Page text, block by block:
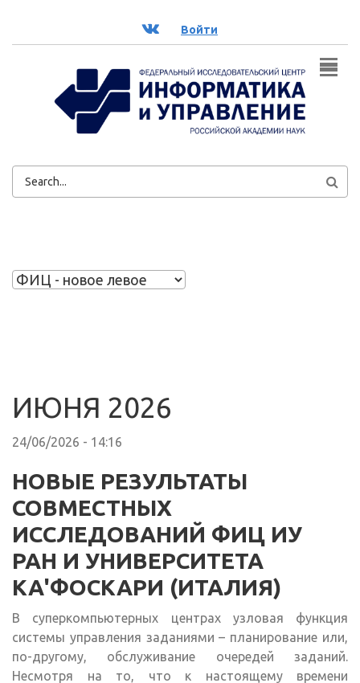
ВК Войти
ФОРМА
ИЮНЯ 2026
24/06/2026 - 14:16
НОВЫЕ РЕЗУЛЬТАТЫ
СОВМЕСТНЫХ
ИССЛЕДОВАНИЙ ФИЦ ИУ
РАН И УНИВЕРСИТЕТА
КА'ФОСКАРИ (ИТАЛИЯ)
В суперкомпьютерных центрах узловая функция
системы управления заданиями – планирование или,
по-другому, обслуживание очередей заданий.
Несмотря на то, что к настоящему времени